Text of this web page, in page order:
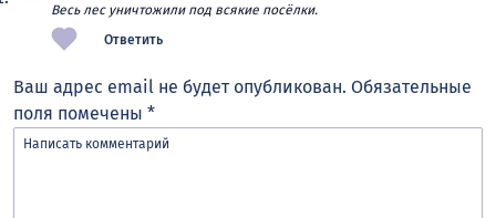
Весь лес уничтожили под всякие посёлки.
Ответить
Ваш адрес email не будет опубликован. Обязательные
поля помечены *